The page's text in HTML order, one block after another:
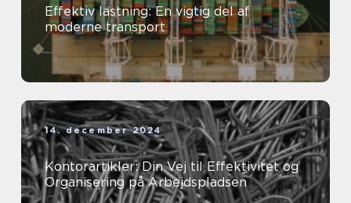
Effektiv lastning: En vigtig del af
moderne transport
14. december 2024
Kontorartikler: Din Vej til Effektivitet og
Organisering på Arbejdspladsen